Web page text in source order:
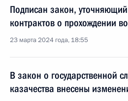
Подписан закон,
контрактов о прохождении
23 марта 2024 года, 18:55
В закон о государственной
казачества внесены